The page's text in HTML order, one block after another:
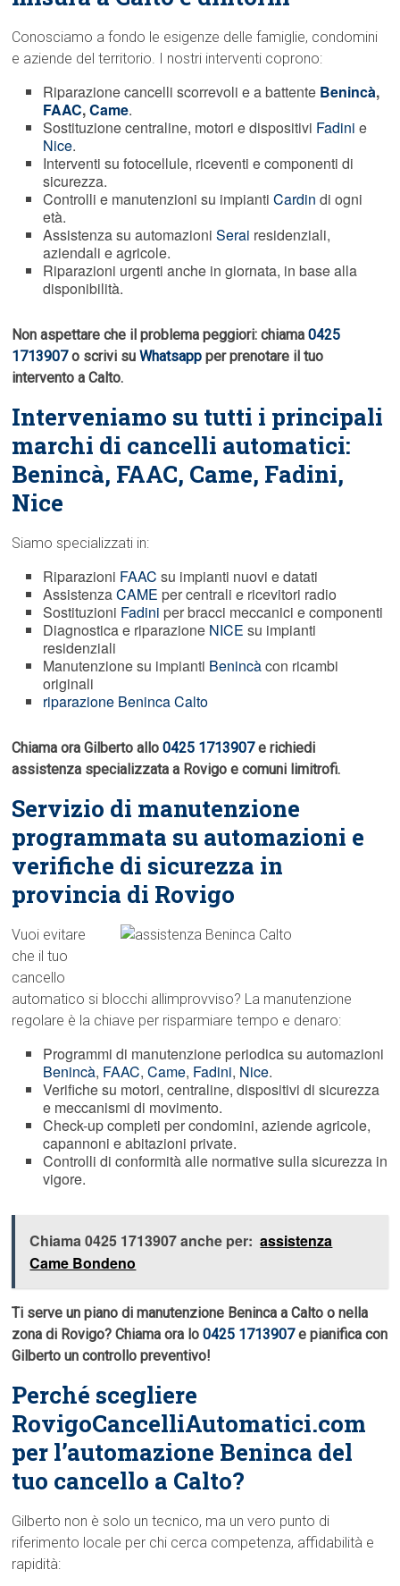
Conosciamo a fondo le esigenze delle famiglie, condomini
e aziende del territorio. I nostri interventi coprono:
Riparazione cancelli scorrevoli e a battente Benincà,
FAAC,Came.
Sostituzione centraline, motori e dispositivi Fadini e
Nice.
Interventi su fotocellule, riceventi e componenti di
sicurezza.
Controlli e manutenzioni su impiantiCardin di ogni
età.
Assistenza su automazioniSerai residenziali,
aziendali e agricole.
Riparazioni urgenti anche in giornata, in base alla
disponibilità.
Non aspettare che il problema peggiori: chiama0425
1713907o scrivi suWhatsapp per prenotare il tuo
intervento a Calto.
Interveniamo su tutti i principali
marchi di cancelli automatici:
Benincà, FAAC, Came, Fadini,
Nice
Siamo specializzati in:
Riparazioni FAAC su impianti nuovi e datati
AssistenzaCAME per centrali e ricevitori radio
Sostituzioni Fadini per bracci meccanici e componenti
Diagnostica e riparazione NICE su impianti
residenziali
Manutenzione su impianti Benincàcon ricambi
originali
riparazione Beninca Calto
Chiama ora Gilberto allo0425 1713907e richiedi
assistenza specializzata a Rovigo e comuni limitrofi.
Servizio di manutenzione
programmata su automazioni e
verifiche di sicurezza in
provincia di Rovigo
Vuoi evitare
che il tuo
cancello
automatico si blocchi allimprovviso? La manutenzione
regolare è la chiave per risparmiare tempo e denaro:
Programmi di manutenzione periodica su automazioni
Benincà, FAAC,Came, Fadini, Nice.
Verifiche su motori, centraline, dispositivi di sicurezza
e meccanismi di movimento.
Check-up completi per condomini, aziende agricole,
capannoni e abitazioni private.
Controlli di conformità alle normative sulla sicurezza in
vigore.
Chiama 0425 1713907 anche per: assistenza
Came Bondeno
Ti serve un piano di manutenzione Beninca a Calto o nella
zona di Rovigo? Chiama ora lo0425 1713907e pianifica con
Gilberto un controllo preventivo!
Perché scegliere
RovigoCancelliAutomatici.com
per l’automazione Beninca del
tuo cancello a Calto?
Gilberto non è solo un tecnico, ma un vero punto di
riferimento locale per chi cerca competenza, affidabilità e
rapidità: